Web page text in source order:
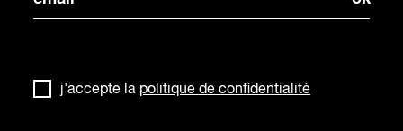
j'accepte la politique de confidentialité